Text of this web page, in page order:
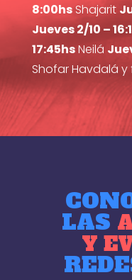
8:00hsShajarit
Jueves 2/10 –
17:45hsNeilá
Shofar Havdalá y
LAS
Y